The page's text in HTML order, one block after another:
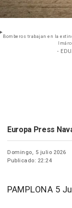
Bomberos trabajan en la
-
Europa Press
Domingo, 5 julio 2026
Publicado: 22:24
PAMPLONA 5